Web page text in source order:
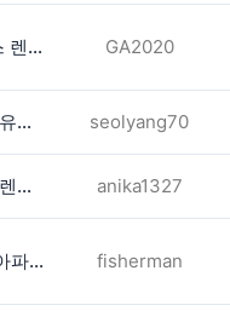
스와니 North Gwinnett 학군 3bed 싱글 하우스 렌트 합니다. GA2020
Cartersville, Georgia 아파트 3개월 서브리스(유틸리티포함) $1200 seolyang70
애틀랜타 도라빌 혹은 챔벌리 여자 룸메이트 방 렌트 구합니다 anika1327
▶▶▶(둘루스10분거리)슈가로프밀 앞 최고급 아파트 남 룸메 구함◀◀◀ fisherman